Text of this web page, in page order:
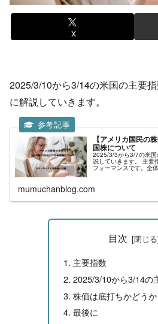
X
2025/3/10から3/14の米国の主要
に解説していきます。
【アメリカ国民の
国株について
2025/3/3から3/7の米国
説していきます。 主
フォーマンスです。全
mumuchanblog.com
目次
主要指数
2025/3/10から3/14の
株価は底打ちかどうか
最後に